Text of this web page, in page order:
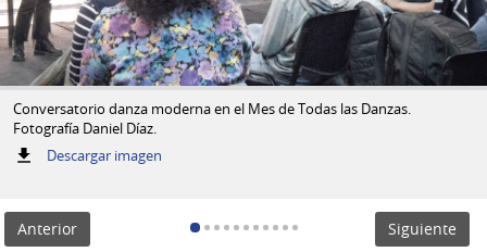
Conversatorio danza moderna en el Mes de Todas las Danzas.
Fotografía Daniel Díaz.
Descargar imagen:
Anterior Siguiente